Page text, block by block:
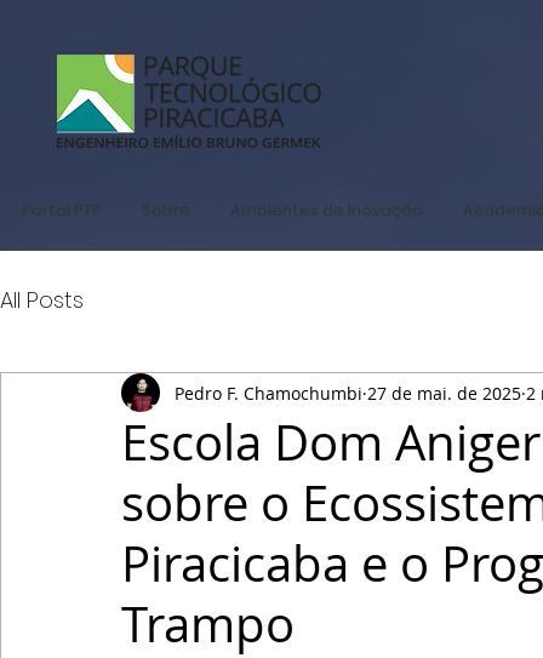
Portal PTP Sobre Ambientes de Inovação
All Posts
Escola Dom
sobre o
Piracicaba e o
Trampo
Pedro F. Chamochumbi 27 de mai. de 2025 2